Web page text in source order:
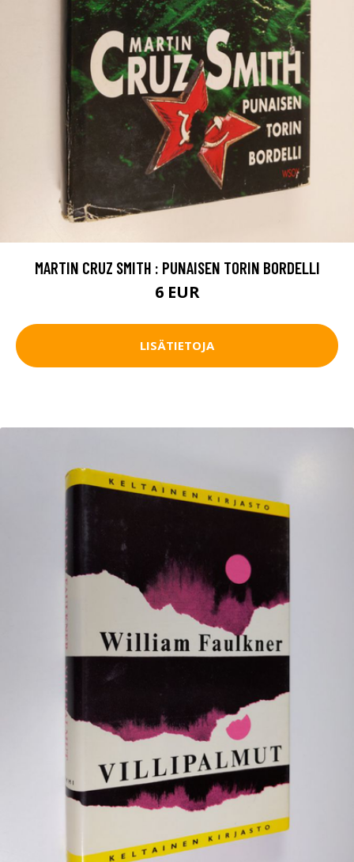
MARTIN CRUZ SMITH : PUNAISEN TORIN BORDELLI
6 EUR
LISÄTIETOJA